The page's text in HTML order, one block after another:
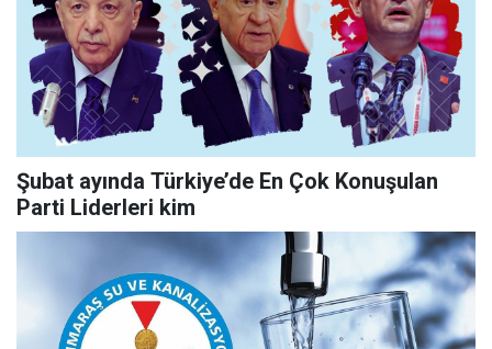
Şubat ayında Türkiye’de En Çok Konuşulan
Parti Liderleri kim